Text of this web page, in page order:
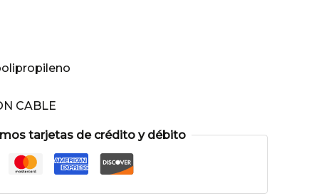
CABLE
tarjetas de crédito y débito